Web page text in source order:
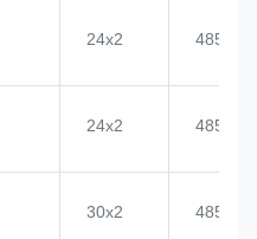
24x2 4855
24x2 4855
30x2 4855